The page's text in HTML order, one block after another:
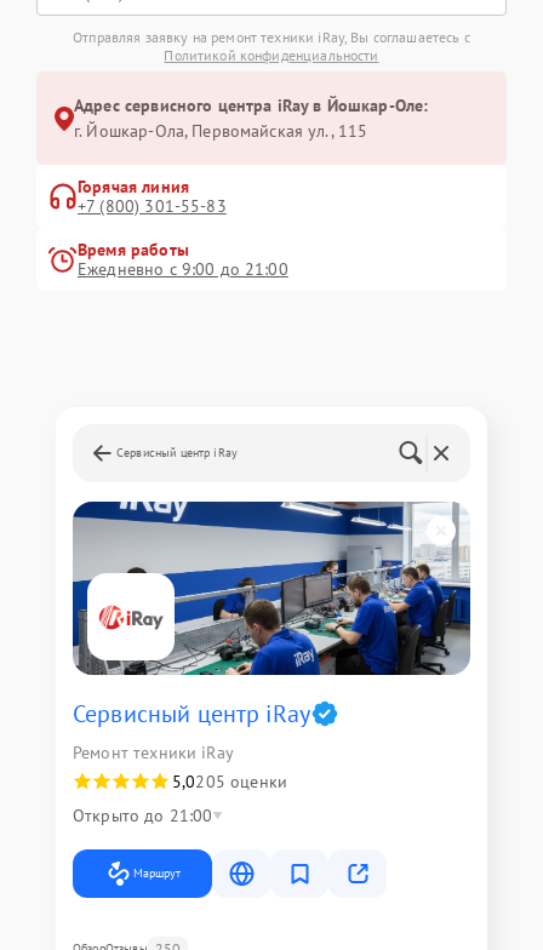
Отправляя заявку на ремонт техники iRay, Вы соглашаетесь с
Политикой конфиденциальности
Адрес сервисного центра iRay в Йошкар-Оле:
г. Йошкар-Ола, Первомайская ул., 115
Горячая линия
+7 (800) 301-55-83
Время работы
Ежедневно с 9:00 до 21:00
Сервисный центр iRay
Сервисный центр iRay
Ремонт техники iRay
5,0205 оценки
Открыто до 21:00
Маршрут